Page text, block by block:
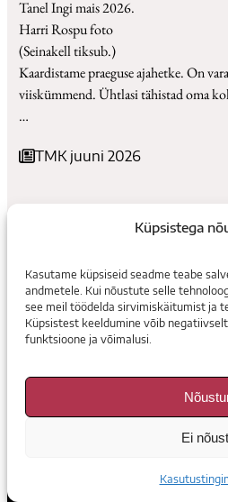
Küpsistega
Kasutame küpsiseid seadme teabe
andmetele. Kui nõustute selle
see meil töödelda sirvimiskäitumist ja
Küpsistest keeldumine võib
funktsioone ja võimalusi.
Ei
Tanel Ingi mais 2026.
Harri Rospu foto
(Seinakell tiksub.)
Kaardistame praeguse ajahetke. On
viiskümmend. Ühtlasi tähistad oma
…
TMK juuni 2026